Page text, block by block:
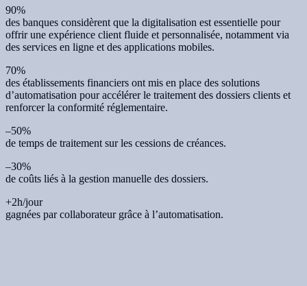
90%
des banques considèrent que la digitalisation est essentielle pour
offrir une expérience client fluide et personnalisée, notamment via
des services en ligne et des applications mobiles.
70%
des établissements financiers ont mis en place des solutions
d’automatisation pour accélérer le traitement des dossiers clients et
renforcer la conformité réglementaire.
–50%
de temps de traitement sur les cessions de créances.
–30%
de coûts liés à la gestion manuelle des dossiers.
+2h/jour
gagnées par collaborateur grâce à l’automatisation.